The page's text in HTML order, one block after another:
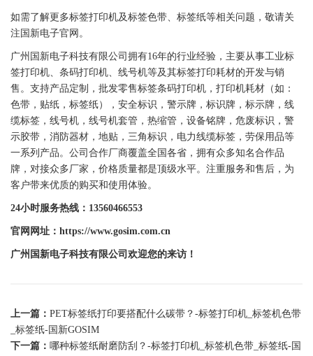
如需了解更多标签打印机及标签色带、 标签纸等相关问题，敬请关
注 国新电子官网。
广州 国新电子科技有限公司拥有16年的行业经验，主要从事工业标
签打印机、 条码打印机、线号机等及其标签打印耗材的开发与销
售。支持产品定制，批发零售标签条码打印机 ， 打印机耗材（如：
色带 ， 贴纸 ， 标签纸），安全标识， 警示牌 ， 标识牌 ， 标示牌 ，线
缆标签 ，线号机，线号机套管，热缩管，设备铭牌， 危废标识 ，警
示胶带，消防器材，地贴，三角标识，电力线缆标签 ，劳保用品等
一系列产品。公司合作厂商覆盖全国各省，拥有众多知名合作品
牌，对接众多厂家，价格质量都是顶级水平。注重服务和售后，为
客户带来优质的购买和使用体验。
24小时服务热线：13560466553
官网网址：https://www.gosim.com.cn
广州 国新电子科技有限公司欢迎您的来访！
上一篇： PET标签纸打印要搭配什么碳带？-标签打印机_标签机色带
_标签纸-国新GOSIM
下一篇： 哪种标签纸耐磨防刮？-标签打印机_标签机色带_标签纸-国